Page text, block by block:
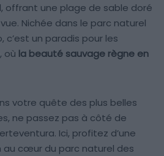
offrant une plage de sable doré
Nichée dans le parc naturel
c’est un paradis pour les
où la beauté sauvage règne en
votre quête des plus belles
ne passez pas à côté de
Ici, profitez d’une
au cœur du parc naturel des